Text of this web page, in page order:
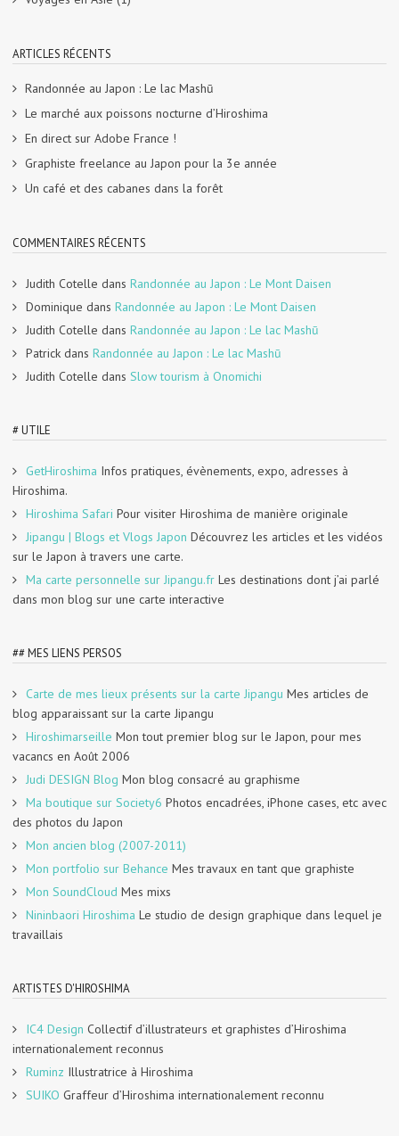
ARTICLES RÉCENTS
Randonnée au Japon : Le lac Mashū
Le marché aux poissons nocturne d’Hiroshima
En direct sur Adobe France !
Graphiste freelance au Japon pour la 3e année
Un café et des cabanes dans la forêt
COMMENTAIRES RÉCENTS
Judith Cotelle dans Randonnée au Japon : Le Mont Daisen
Dominique dans Randonnée au Japon : Le Mont Daisen
Judith Cotelle dans Randonnée au Japon : Le lac Mashū
Patrick dans Randonnée au Japon : Le lac Mashū
Judith Cotelle dans Slow tourism à Onomichi
# UTILE
GetHiroshima Infos pratiques, évènements, expo, adresses à
Hiroshima.
Hiroshima Safari Pour visiter Hiroshima de manière originale
Jipangu | Blogs et Vlogs Japon Découvrez les articles et les vidéos
sur le Japon à travers une carte.
Ma carte personnelle sur Jipangu.fr Les destinations dont j’ai parlé
dans mon blog sur une carte interactive
## MES LIENS PERSOS
Carte de mes lieux présents sur la carte Jipangu Mes articles de
blog apparaissant sur la carte Jipangu
Hiroshimarseille Mon tout premier blog sur le Japon, pour mes
vacancs en Août 2006
Judi DESIGN Blog Mon blog consacré au graphisme
Ma boutique sur Society6 Photos encadrées, iPhone cases, etc avec
des photos du Japon
Mon ancien blog (2007-2011)
Mon portfolio sur Behance Mes travaux en tant que graphiste
Mon SoundCloud Mes mixs
Nininbaori Hiroshima Le studio de design graphique dans lequel je
travaillais
ARTISTES D'HIROSHIMA
IC4 Design Collectif d’illustrateurs et graphistes d’Hiroshima
internationalement reconnus
Ruminz Illustratrice à Hiroshima
SUIKO Graffeur d’Hiroshima internationalement reconnu